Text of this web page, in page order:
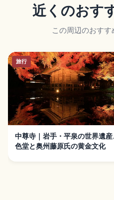
近くのおす
この周辺のおす
旅行
中尊寺｜岩手・平泉の世界遺産
色堂と奥州藤原氏の黄金文化